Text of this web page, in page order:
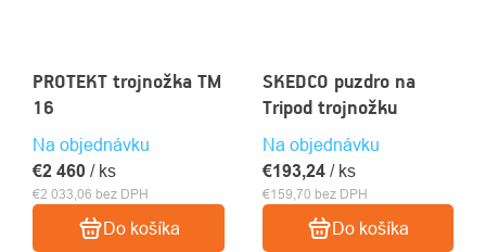
PROTEKT trojnožka TM
16
Na objednávku
€2 033,06 bez DPH
€2 460 / ks
Do košíka
SKEDCO puzdro na
Tripod trojnožku
Na objednávku
€159,70 bez DPH
€193,24 / ks
Do košíka